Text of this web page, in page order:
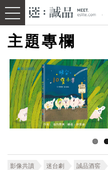
主題專欄
影像共讀 迷台劇 誠品酒窖